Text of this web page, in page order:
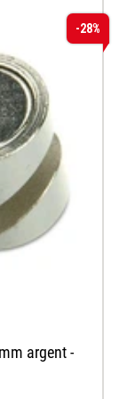
-28%
argent -